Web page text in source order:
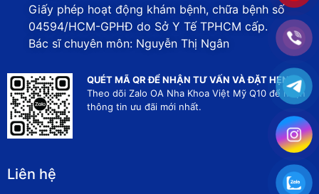
Giấy phép hoạt động khám bệnh, chữa bệnh số
04594/HCM-GPHĐ do Sở Y Tế TPHCM cấp.
Bác sĩ chuyên môn: Nguyễn Thị Ngân
QUÉT MÃ QR ĐỂ NHẬN TƯ VẤN VÀ ĐẶT HẸN
Theo dõi Zalo OA Nha Khoa Việt Mỹ Q10 để nhận
thông tin ưu đãi mới nhất.
Liên hệ